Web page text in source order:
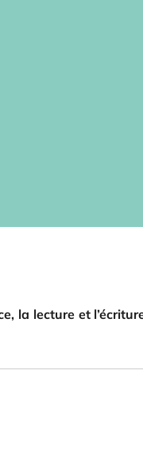
la lecture et